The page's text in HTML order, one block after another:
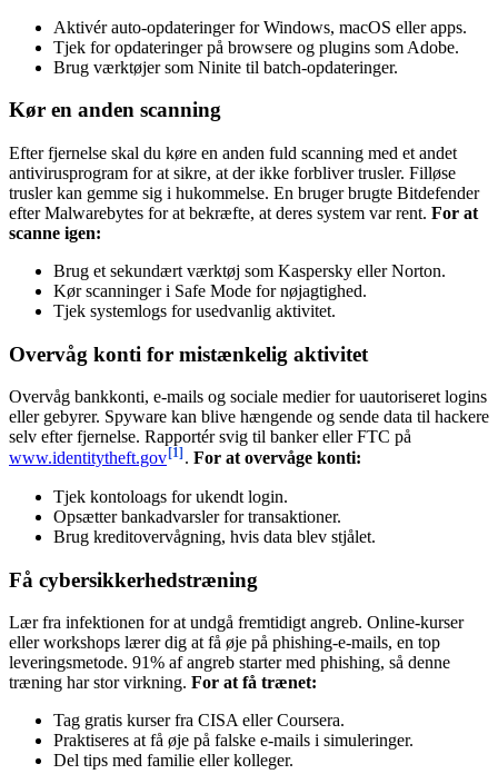
Aktivér auto-opdateringer for Windows, macOS eller apps.
Tjek for opdateringer på browsere og plugins som Adobe.
Brug værktøjer som Ninite til batch-opdateringer.
Kør en anden scanning
Efter fjernelse skal du køre en anden fuld scanning med et andet
antivirusprogram for at sikre, at der ikke forbliver trusler. Filløse
trusler kan gemme sig i hukommelse. En bruger brugte Bitdefender
efter Malwarebytes for at bekræfte, at deres system var rent. For at
scanne igen:
Brug et sekundært værktøj som Kaspersky eller Norton.
Kør scanninger i Safe Mode for nøjagtighed.
Tjek systemlogs for usedvanlig aktivitet.
Overvåg konti for mistænkelig aktivitet
Overvåg bankkonti, e-mails og sociale medier for uautoriseret logins
eller gebyrer. Spyware kan blive hængende og sende data til hackere
selv efter fjernelse. Rapportér svig til banker eller FTC på
www.identitytheft.gov [1] . For at overvåge konti:
Tjek kontoloags for ukendt login.
Opsætter bankadvarsler for transaktioner.
Brug kreditovervågning, hvis data blev stjålet.
Få cybersikkerhedstræning
Lær fra infektionen for at undgå fremtidigt angreb. Online-kurser
eller workshops lærer dig at få øje på phishing-e-mails, en top
leveringsmetode. 91% af angreb starter med phishing, så denne
træning har stor virkning. For at få trænet:
Tag gratis kurser fra CISA eller Coursera.
Praktiseres at få øje på falske e-mails i simuleringer.
Del tips med familie eller kolleger.